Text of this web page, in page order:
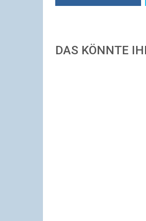
DAS KÖNNTE